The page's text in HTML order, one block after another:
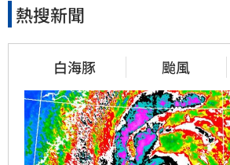
熱搜新聞
白海豚 颱風